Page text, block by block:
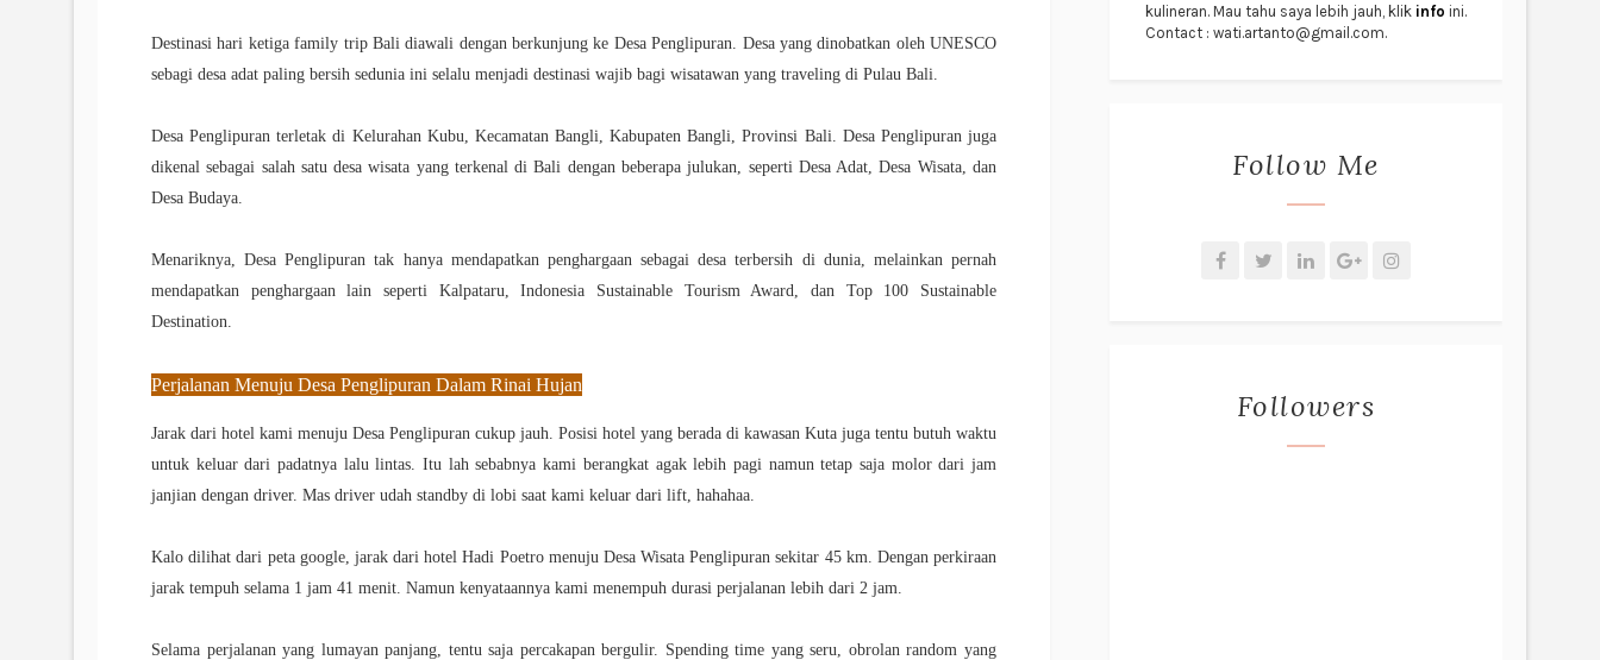
Destinasi hari ketiga family trip Bali diawali dengan berkunjung ke Desa Penglipuran. Desa yang dinobatkan oleh UNESCO
sebagi desa adat paling bersih sedunia ini selalu menjadi destinasi wajib bagi wisatawan yang traveling di Pulau Bali.
Desa Penglipuran terletak di Kelurahan Kubu, Kecamatan Bangli, Kabupaten Bangli, Provinsi Bali. Desa Penglipuran juga
dikenal sebagai salah satu desa wisata yang terkenal di Bali dengan beberapa julukan, seperti Desa Adat, Desa Wisata, dan
Desa Budaya.
Menariknya, Desa Penglipuran tak hanya mendapatkan penghargaan sebagai desa terbersih di dunia, melainkan pernah
mendapatkan penghargaan lain seperti Kalpataru, Indonesia Sustainable Tourism Award, dan Top 100 Sustainable
Destination.
Perjalanan Menuju Desa Penglipuran Dalam Rinai Hujan
Jarak dari hotel kami menuju Desa Penglipuran cukup jauh. Posisi hotel yang berada di kawasan Kuta juga tentu butuh waktu
untuk keluar dari padatnya lalu lintas. Itu lah sebabnya kami berangkat agak lebih pagi namun tetap saja molor dari jam
janjian dengan driver. Mas driver udah standby di lobi saat kami keluar dari lift, hahahaa.
Kalo dilihat dari peta google, jarak dari hotel Hadi Poetro menuju Desa Wisata Penglipuran sekitar 45 km. Dengan perkiraan
jarak tempuh selama 1 jam 41 menit. Namun kenyataannya kami menempuh durasi perjalanan lebih dari 2 jam.
Selama perjalanan yang lumayan panjang, tentu saja percakapan bergulir. Spending time yang seru, obrolan random yang
kulineran. Mau tahu saya lebih jauh, klik info ini.
Contact : wati.artanto@gmail.com.
Follow Me
Followers